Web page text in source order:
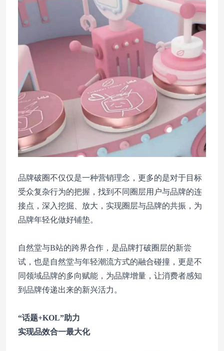
品牌破圈不仅仅是一种营销理念，更多的是对于目标
受众复杂行为的把握，找到不同圈层用户与品牌的连
接点，深入挖掘、放大，实现圈层与品牌的共振，为
品牌年轻化做好铺垫。
自然堂与B站的跨界合作，是品牌打破圈层的新尝
试，也是自然堂与年轻潮流方式的融合碰撞，更是不
同领域品牌的多向赋能，为品牌增量，让消费者感知
到品牌传递出来的新兴活力。
“话题+KOL”助力
实现品效合一最大化